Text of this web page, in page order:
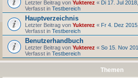
Letzter Beitrag von Yukterez « Di 17. Jul
Verfasst in Testbereich
Hauptverzeichnis
Letzter Beitrag von Yukterez « Fr 4. Dez
Verfasst in Testbereich
Benutzerhandbuch
Letzter Beitrag von Yukterez « So 15. Nov
Verfasst in Testbereich
Themen